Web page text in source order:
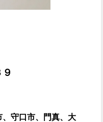
守口市、門真、大